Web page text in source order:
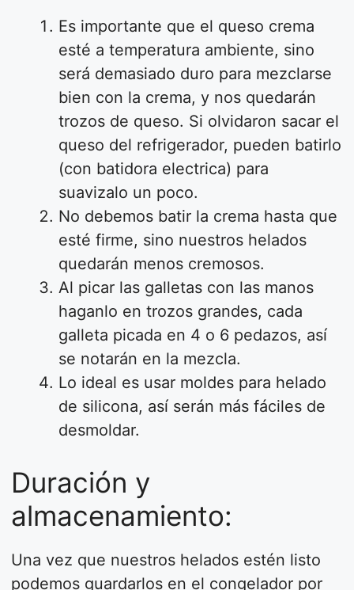
Es importante que el queso crema
esté a temperatura ambiente, sino
será demasiado duro para mezclarse
bien con la crema, y nos quedarán
trozos de queso. Si olvidaron sacar el
queso del refrigerador, pueden batirlo
(con batidora electrica) para
suavizalo un poco.
No debemos batir la crema hasta que
esté firme, sino nuestros helados
quedarán menos cremosos.
Al picar las galletas con las manos
haganlo en trozos grandes, cada
galleta picada en 4 o 6 pedazos, así
se notarán en la mezcla.
Lo ideal es usar moldes para helado
de silicona, así serán más fáciles de
desmoldar.
Duración y
almacenamiento:
Una vez que nuestros helados estén listo
podemos guardarlos en el congelador por